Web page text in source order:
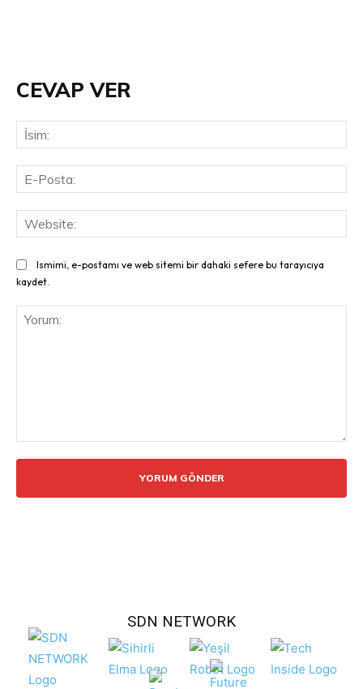
CEVAP VER
Ismimi, e-postamı ve web sitemi bir dahaki sefere bu tarayıcıya
kaydet.
SDN NETWORK